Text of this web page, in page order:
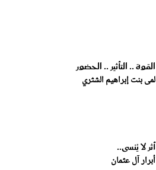
القوة .. التأثير .. الحضور
لمى بنت إبراهيم الشثري
أثر لا يُنسى..
أبرار آل عثمان